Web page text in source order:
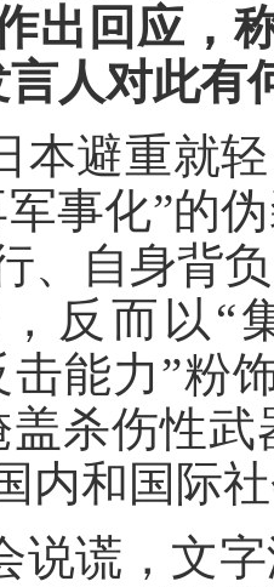
出回应，
人对此有
本避重就
事化”的
、自身背
反而以“
击能力”粉
盖杀伤性
内和国际
说谎，文